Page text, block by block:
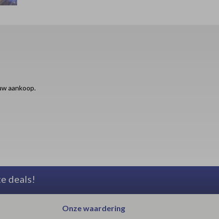
aankoop.
deals!
Onze waardering